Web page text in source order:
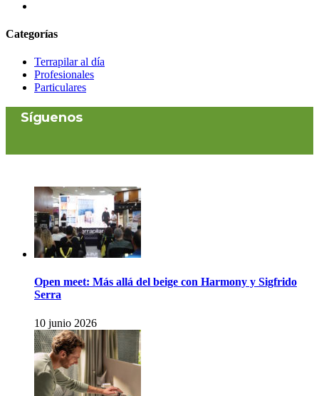
Categorías
Terrapilar al día
Profesionales
Particulares
Síguenos
Open meet: Más allá del beige con Harmony y Sigfrido
Serra
10 junio 2026